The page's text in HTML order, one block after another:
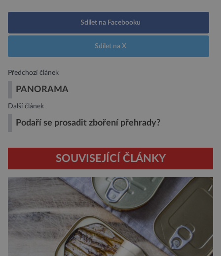
Sdílet na Facebooku
Sdílet na X
Předchozí článek
PANORAMA
Další článek
Podaří se prosadit zboření přehrady?
SOUVISEJÍCÍ ČLÁNKY